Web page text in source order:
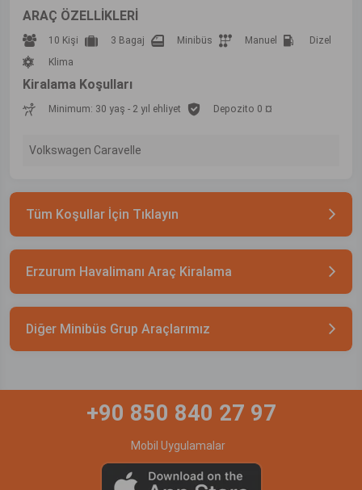
ARAÇ ÖZELLİKLERİ
10 Kişi 3 Bagaj Minibüs Manuel
Dizel
Klima
Kiralama Koşulları
Minimum: 30 yaş - 2 yıl ehliyet Depozito 0 ¤
Volkswagen Caravelle
Tüm Koşullar İçin Tıklayın
Erzurum Havalimanı Araç Kiralama
Diğer Minibüs Grup Araçlarımız
+90 850 840 27 97
Mobil Uygulamalar